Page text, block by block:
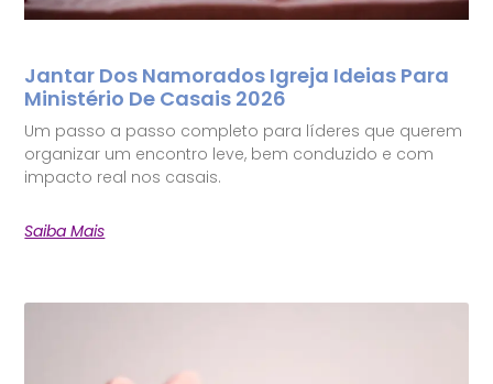
Jantar Dos Namorados Igreja Ideias Para
Ministério De Casais 2026
Um passo a passo completo para líderes que querem
organizar um encontro leve, bem conduzido e com
impacto real nos casais.
Saiba Mais